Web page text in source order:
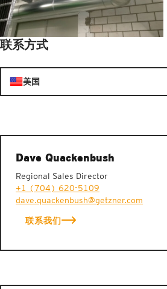
联系方式
美国
Dave Quackenbush
Regional Sales Director
+1 (704) 620-5109
dave.quackenbush@getzner.com
联系我们